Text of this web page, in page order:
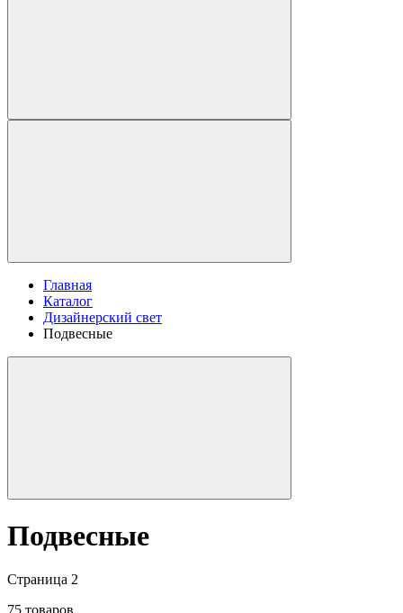
Главная
Каталог
Дизайнерский свет
Подвесные
Подвесные
Страница 2